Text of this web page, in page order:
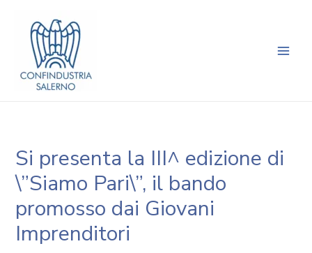
contenuto
Si presenta la III^ edizione di
\”Siamo Pari\”, il bando
promosso dai Giovani
Imprenditori
articoli